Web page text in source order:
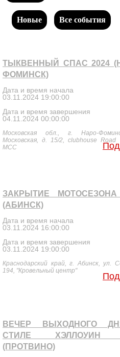
Новые Все события
ТЫКВЕННЫЙ СПАС 2024
ФОМИНСК)
Дата и время начала
03.11.2024 19:00:00
Дата и время завершения
04.11.2024 00:00:00
Московская обл., г. Наро-
Московская, д. 15/2, clubhouse Road
MCC
ЗАКРЫТИЕ МОТОСЕЗОНА
(АБИНСК)
Дата и время начала
03.11.2024 16:00:00
Дата и время завершения
03.11.2024 19:00:00
Краснодарский край, г. Абинск, ул.
194, "Кровельный центр"
ВЕЧЕР ВЫХОДНОГО
СТИЛЕ ХЭЛЛОУИН
(ПРОТВИНО)